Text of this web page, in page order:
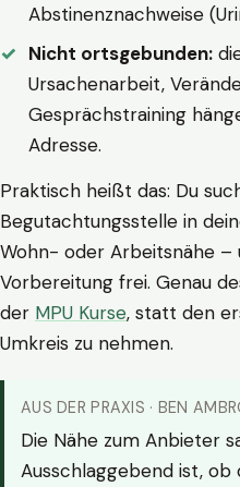
Abstinenznachweise
Nicht ortsgebunden:
Ursachenarbeit,
Gesprächstraining
Adresse.
Praktisch heißt das: Du
Begutachtungsstelle in
Wohn- oder Arbeitsnähe –
Vorbereitung frei. Genau
der MPU Kurse, statt den
Umkreis zu nehmen.
AUS DER PRAXIS · BEN
Die Nähe zum Anbieter
Ausschlaggebend ist,